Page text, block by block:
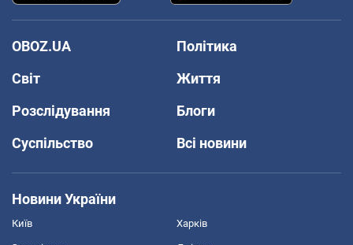
OBOZ.UA
Політика
Світ
Життя
Розслідування
Блоги
Суспільство
Всі новини
Новини України
Київ Харків